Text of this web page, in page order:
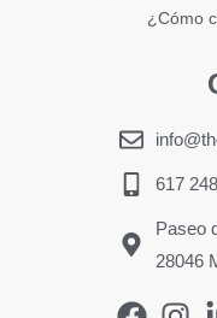
¿Cómo
617
Paseo
28046